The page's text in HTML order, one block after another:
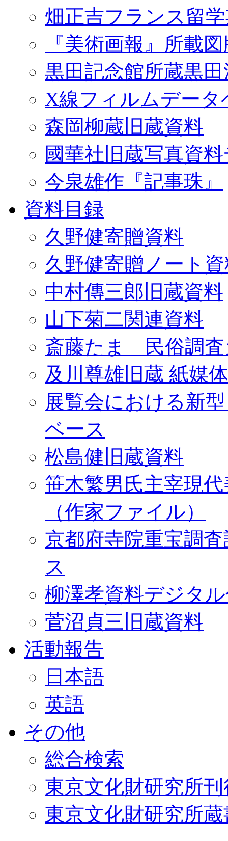
畑正吉フランス留
『美術画報』所載
黒田記念館所蔵黒
X線フィルムデータ
森岡柳蔵旧蔵資料
國華社旧蔵写真資
今泉雄作『記事珠』
資料目録
久野健寄贈資料
久野健寄贈ノート
中村傳三郎旧蔵資料
山下菊二関連資料
斎藤たま 民俗調査
及川尊雄旧蔵 紙媒
展覧会における新
ベース
松島健旧蔵資料
笹木繁男氏主宰現
（作家ファイル）
京都府寺院重宝調
ス
柳澤孝資料デジタ
菅沼貞三旧蔵資料
活動報告
日本語
英語
その他
総合検索
東京文化財研究所
東京文化財研究所